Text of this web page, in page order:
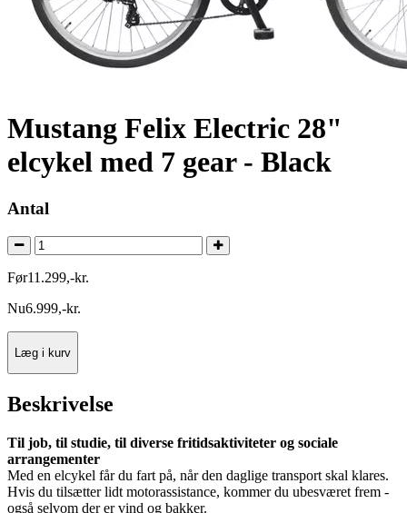
Mustang Felix Electric 28"
elcykel med 7 gear - Black
Antal
Før11.299,-kr.
Nu6.999,-kr.
Læg i kurv
Beskrivelse
Til job, til studie, til diverse fritidsaktiviteter og sociale
arrangementer
Med en elcykel får du fart på, når den daglige transport skal klares.
Hvis du tilsætter lidt motorassistance, kommer du ubesværet frem -
også selvom der er vind og bakker.